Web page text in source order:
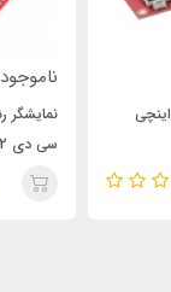
نمایشگر لمسی 2.8 اینچی
ناموجود
سی دی 2.2 اینچ با رابط SPI